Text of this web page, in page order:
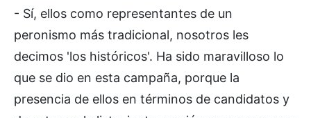
- Sí, ellos como representantes de un
peronismo más tradicional, nosotros les
decimos 'los históricos'. Ha sido maravilloso lo
que se dio en esta campaña, porque la
presencia de ellos en términos de candidatos y